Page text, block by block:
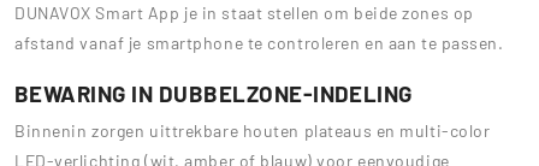
DUNAVOX Smart App je in staat stellen om beide zones op
afstand vanaf je smartphone te controleren en aan te passen.
BEWARING IN DUBBELZONE-INDELING
Binnenin zorgen uittrekbare houten plateaus en multi-color
LED-verlichting (wit, amber of blauw) voor eenvoudige